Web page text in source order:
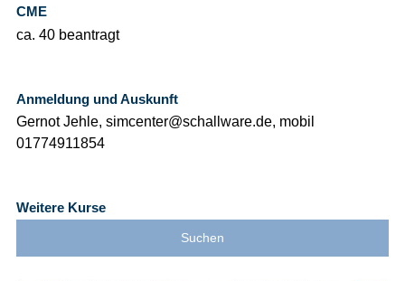
CME
ca. 40 beantragt
Anmeldung und Auskunft
Gernot Jehle, simcenter@schallware.de, mobil
01774911854
Weitere Kurse
Suchen